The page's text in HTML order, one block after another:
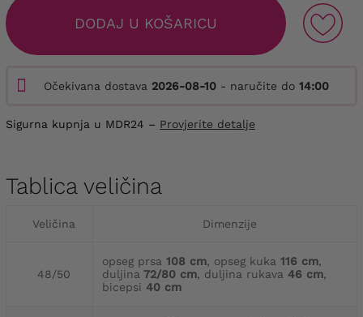
DODAJ U KOŠARICU
Očekivana dostava 2026-08-10 - naručite do 14:00
Sigurna kupnja u MDR24 – Provjerite detalje
Tablica veličina
Veličina Dimenzije
48/50
opseg prsa 108 cm, opseg kuka 116 cm,
duljina 72/80 cm, duljina rukava 46 cm,
bicepsi 40 cm